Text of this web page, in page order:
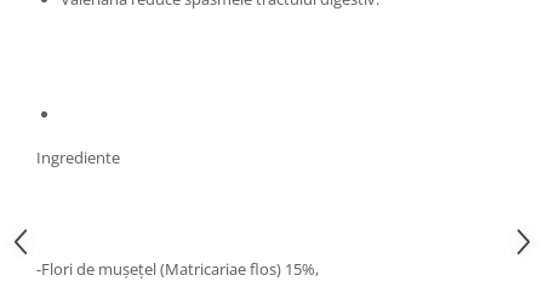
Infecții urinare
Infertilitate femei
Ingrediente
-Flori de muşeţel (Matricariae flos) 15%,